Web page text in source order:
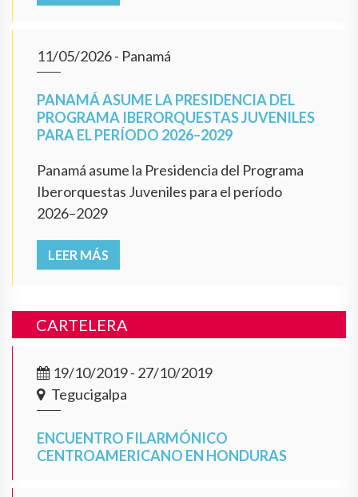
11/05/2026- Panamá
PANAMÁ ASUME LA PRESIDENCIA DEL
PROGRAMA IBERORQUESTAS JUVENILES
PARA EL PERÍODO 2026–2029
Panamá asume la Presidencia del Programa
Iberorquestas Juveniles para el período
2026–2029
LEER MÁS
CARTELERA
19/10/2019 - 27/10/2019
Tegucigalpa
ENCUENTRO FILARMÓNICO
CENTROAMERICANO EN HONDURAS